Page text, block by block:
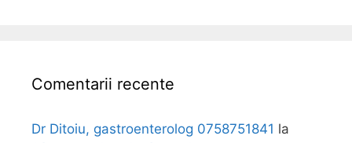
Comentarii recente
Dr Ditoiu, gastroenterolog 0758751841 la